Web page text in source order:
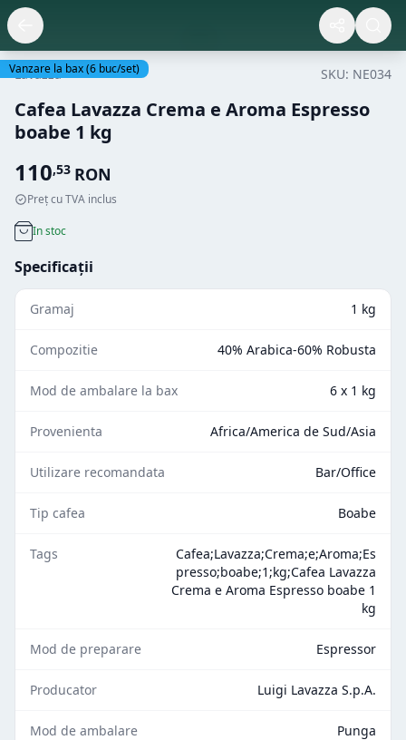
Vanzare la bax(6 buc/set)
Lavazza SKU: NE034
Cafea Lavazza Crema e Aroma Espresso
boabe 1 kg
110,53 RON
Preț cu TVA inclus
In stoc
Specificații
Gramaj 1 kg
Compozitie 40% Arabica-60% Robusta
Mod de ambalare la bax 6 x 1 kg
Provenienta Africa/America de Sud/Asia
Utilizare recomandata Bar/Office
Tip cafea Boabe
Tags
Cafea;Lavazza;Crema;e;Aroma;Es
presso;boabe;1;kg;Cafea Lavazza
Crema e Aroma Espresso boabe 1
kg
Mod de preparare Espressor
Producator Luigi Lavazza S.p.A.
Mod de ambalare Punga